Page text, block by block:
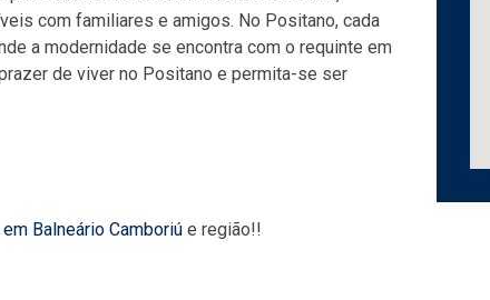
com familiares e amigos. No Positano, cada
a modernidade se encontra com o requinte em
de viver no Positano e permita-se ser
Balneário Camboriú e região!!